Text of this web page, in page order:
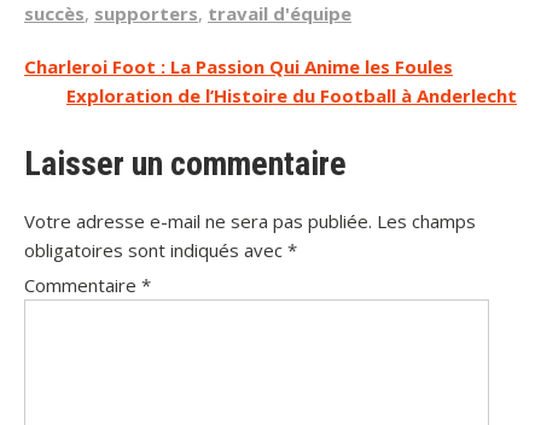
succès, supporters, travail d'équipe
Navigation
l’article
Charleroi Foot : La Passion Qui Anime les Foules
Exploration de l’Histoire du Football à Anderlecht
Laisser un commentaire
Votre adresse e-mail ne sera pas publiée. Les champs
obligatoires sont indiqués avec *
Commentaire *